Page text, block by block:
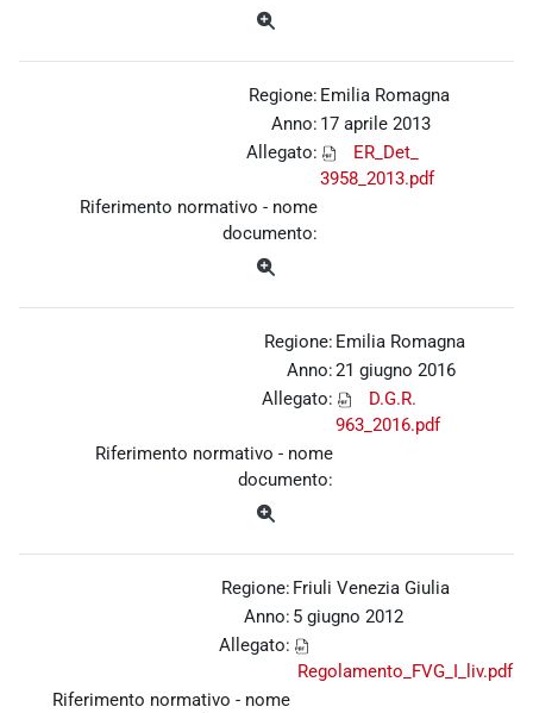
Regione: Emilia Romagna
Anno: 17 aprile 2013
Allegato:
ER_Det_
3958_2013.pdf
Riferimento normativo - nome
documento:
Regione: Emilia Romagna
Anno:21 giugno 2016
Allegato:
D.G.R.
963_2016.pdf
Riferimento normativo - nome
documento:
Regione: Friuli Venezia Giulia
Anno: 5 giugno 2012
Allegato:
Regolamento_FVG_I_liv.pdf
Riferimento normativo - nome